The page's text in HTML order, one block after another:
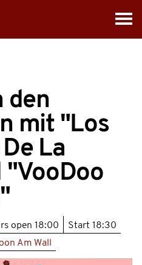
den
mit "Los
La
"VooDoo
open 18:00 Start 18:30
Am Wall